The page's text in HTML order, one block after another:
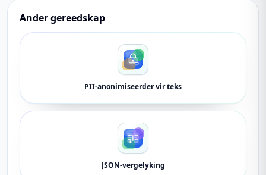
Ander gereedskap
PII-anonimiseerder vir teks
JSON-vergelyking